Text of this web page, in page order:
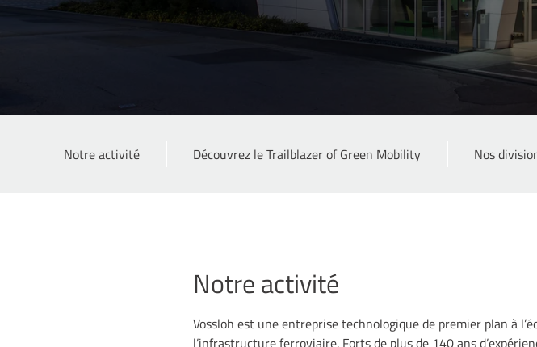
Notre activité Découvrez le Trailblazer of Green Mobility Nos
Notre activité
Vossloh est une entreprise technologique de premier plan à
l’infrastructure ferroviaire. Forts de plus de 140 ans